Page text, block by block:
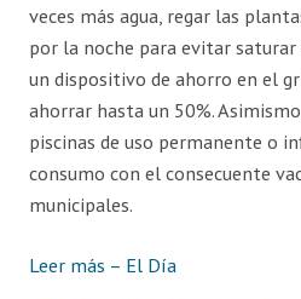
veces más agua, regar las
por la noche para evitar saturar
un dispositivo de ahorro en el
ahorrar hasta un 50%.
piscinas de uso permanente o
consumo con el consecuente
municipales.
Leer más – El Día